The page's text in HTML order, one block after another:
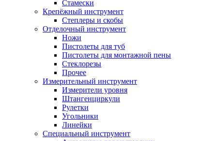
Стамески
Крепёжный инструмент
Степлеры и скобы
Отделочный инструмент
Ножи
Пистолеты для туб
Пистолеты для монтажной пены
Стеклорезы
Прочее
Измерительный инструмент
Измерители уровня
Штангенциркули
Рулетки
Угольники
Линейки
Специальный инструмент